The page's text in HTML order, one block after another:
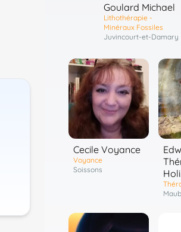
Goulard Michael
Lithothérapie -
Minéraux Fossiles
Juvincourt-et-Damary
Cecile Voyance
Voyance
Soissons